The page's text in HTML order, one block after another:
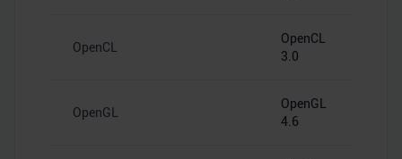
OpenCL
OpenCL
3.0
OpenGL
OpenGL
4.6